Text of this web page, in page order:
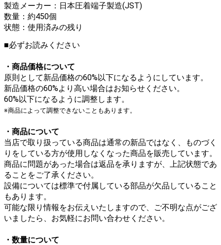
製造メーカー：日本圧着端子製造(JST)
数量：約450個
状態：使用済みの残り
■必ずお読みください
・商品価格について
原則として新品価格の60%以下になるようにしています。
新品価格の60%より高い場合はお知らせください。
60%以下になるように調整します。
※商品によって調整できないこともあります。
・商品について
当店で取り扱っている商品は通常の新品ではなく、ものづく
りをしている方が使用しなくなった商品を販売しています。
商品に問題があった場合は返品を承りますが、上記状態であ
ることをご了承ください。
設備については標準で付属している部品が欠品していること
もあります。
可能な限り情報をお伝えいたしますので、ご不明な点がござ
いましたら、お気軽にお問い合わせください。
・数量について